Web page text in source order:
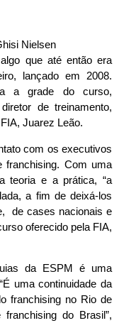
Nielsen
que até então era
lançado em 2008.
a grade do curso,
de treinamento,
Juarez Leão.
com os executivos
franchising. Com uma
teoria e a prática, “a
a fim de deixá-los
de cases nacionais e
oferecido pela FIA,
da ESPM é uma
uma continuidade da
franchising no Rio de
do Brasil”,